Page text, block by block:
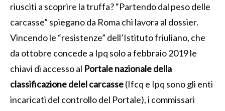
riusciti a scoprire la truffa? “Partendo dal peso delle
carcasse” spiegano da Roma chi lavora al dossier.
Vincendo le “resistenze” dell’Istituto friuliano, che
da ottobre concede a Ipq solo a febbraio 2019 le
chiavi di accesso al Portale nazionale della
classificazione delel carcasse(Ifcq e Ipq sono gli enti
incaricati del controllo del Portale), i commissari